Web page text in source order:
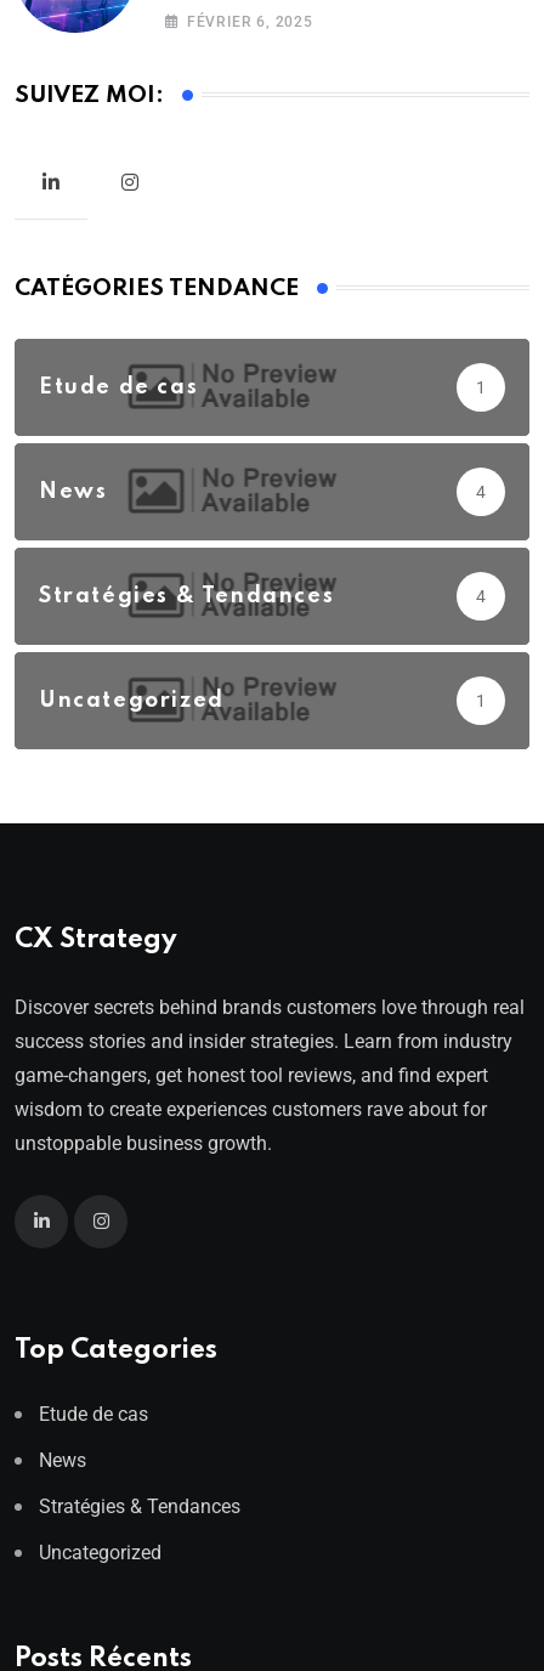
2025
FÉVRIER 6, 2025
SUIVEZ MOI:
CATÉGORIES TENDANCE
Etude de cas 1
News 4
Stratégies & Tendances 4
Uncategorized 1
CX Strategy
Discover secrets behind brands customers love through real
success stories and insider strategies. Learn from industry
game-changers, get honest tool reviews, and find expert
wisdom to create experiences customers rave about for
unstoppable business growth.
Top Categories
Etude de cas
News
Stratégies & Tendances
Uncategorized
Posts Récents